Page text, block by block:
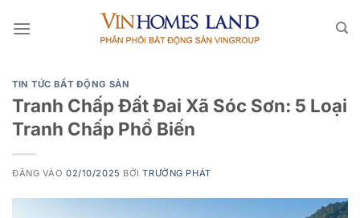
qua
TIN TỨC BẤT ĐỘNG SẢN
Tranh Chấp Đất Đai Xã Sóc Sơn: 5 Loại
Tranh Chấp Phổ Biến
ĐĂNG VÀO02/10/2025 BỞITRƯỜNG PHÁT